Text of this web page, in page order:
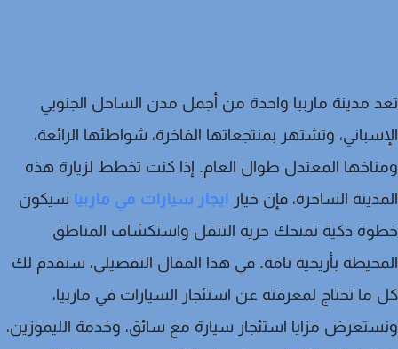
مدينة ماربيا واحدة من أجمل مدن الساحل الجنوبي
وتشتهر بمنتجعاتها الفاخرة، شواطئها الرائعة،
المعتدل طوال العام. إذا كنت تخطط لزيارة هذه
الساحرة، فإن خيارايجار سيارات في ماربيا سيكون
ذكية تمنحك حرية التنقل واستكشاف المناطق
بأريحية تامة. في هذا المقال التفصيلي، سنقدم لك
تحتاج لمعرفته عن استئجار السيارات في ماربيا،
مزايا استئجار سيارة مع سائق، وخدمة الليموزين،